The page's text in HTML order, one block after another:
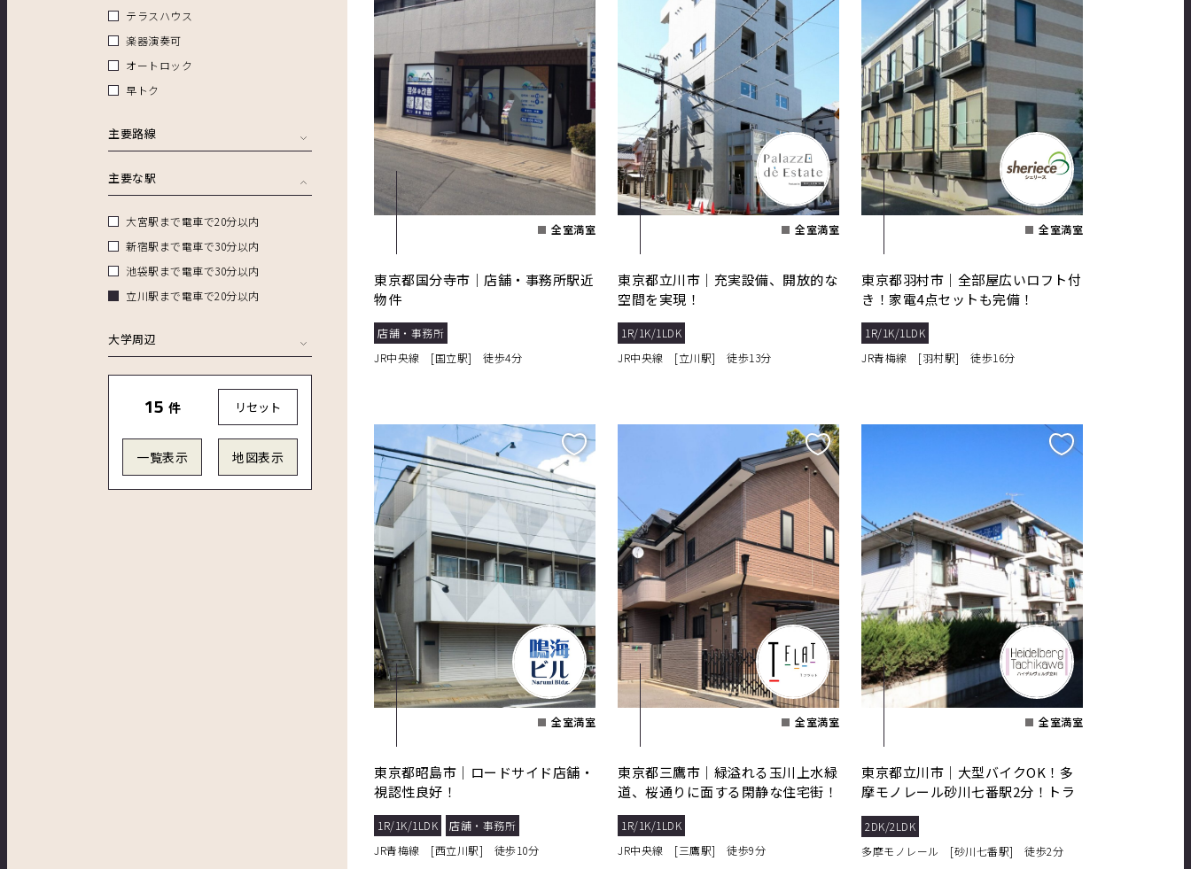
全室満室
東京都国分寺市｜店舗・事務所駅近
物件
店舗・事務所
JR中央線 [国立駅] 徒歩4分
全室満室
東京都立川市｜充実設備、開放的な
空間を実現！
1R/1K/1LDK
JR中央線 [立川駅] 徒歩13分
全室満室
東京都羽村市｜全部屋広いロフト付
き！家電4点セットも完備！
1R/1K/1LDK
JR青梅線 [羽村駅] 徒歩16分
全室満室
東京都昭島市｜ロードサイド店舗・
視認性良好！
1R/1K/1LDK
店舗・事務所
JR青梅線 [西立川駅] 徒歩10分
全室満室
東京都三鷹市｜緑溢れる玉川上水緑
道、桜通りに面する閑静な住宅街！
1R/1K/1LDK
JR中央線 [三鷹駅] 徒歩9分
全室満室
東京都立川市｜大型バイクOK！多
摩モノレール砂川七番駅2分！トラ
2DK/2LDK
多摩モノレール [砂川七番駅] 徒歩2分
テラスハウス
楽器演奏可
オートロック
早トク
主要路線
主要な駅
大宮駅まで電車で20分以内
新宿駅まで電車で30分以内
池袋駅まで電車で30分以内
立川駅まで電車で20分以内
大学周辺
15 件 リセット
一覧表示 地図表示